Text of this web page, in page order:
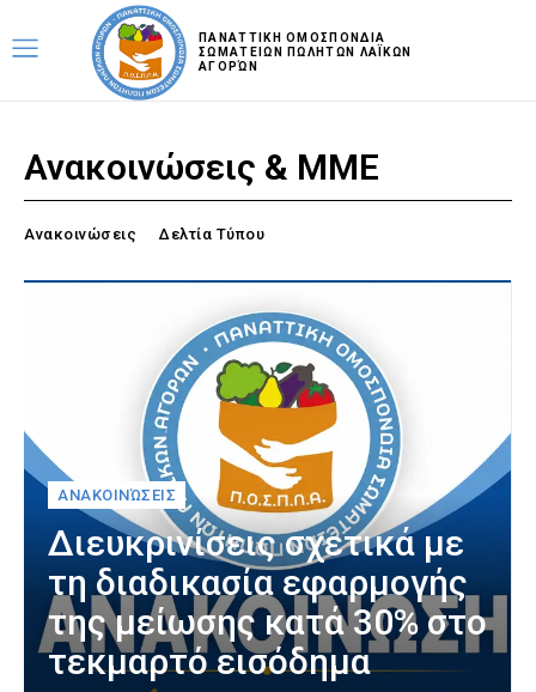
ΠΑΝΑΤΤΙΚΗ ΟΜΟΣΠΟΝΔΙΑ
ΣΩΜΑΤΕΙΩΝ ΠΩΛΗΤΩΝ ΛΑΪΚΩΝ
ΑΓΟΡΏΝ
Ανακοινώσεις & MME
Ανακοινώσεις Δελτία Τύπου
ΑΝΑΚΟΙΝΏΣΕΙΣ
Διευκρινίσεις σχετικά με
τη διαδικασία εφαρμογής
της μείωσης κατά 30% στο
τεκμαρτό εισόδημα